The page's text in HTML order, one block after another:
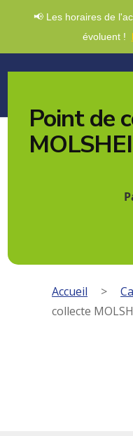
📢 Les horaires de
évoluent !
Point de
Accueil >
collecte